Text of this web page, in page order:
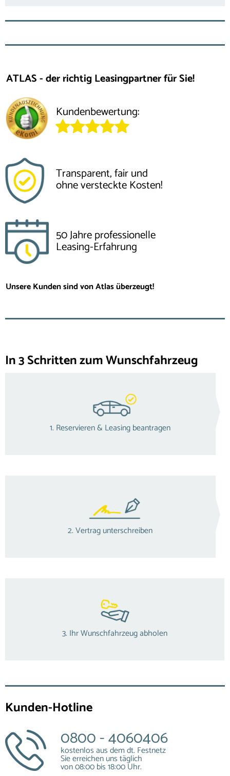
ATLAS - der richtig Leasingpartner für Sie!
Kundenbewertung:
Transparent, fair und
ohne versteckte Kosten!
50 Jahre professionelle
Leasing-Erfahrung
Unsere Kunden sind von Atlas überzeugt!
1. Reservieren & Leasing beantragen
2. Vertrag unterschreiben
3. Ihr Wunschfahrzeug abholen
In 3 Schritten zum Wunschfahrzeug
Kunden-Hotline
0800 - 4060406
kostenlos aus dem dt. Festnetz
Sie erreichen uns täglich
von 08:00 bis 18:00 Uhr.